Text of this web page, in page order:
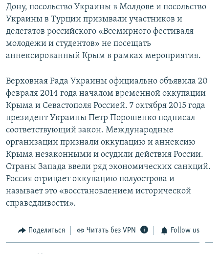
Дону, посольство Украины в Молдове и посольство
Украины в Турции призывали участников и
делегатов российского «Всемирного фестиваля
молодежи и студентов» не посещать
аннексированный Крым в рамках мероприятия.
Верховная Рада Украины официально объявила 20
февраля 2014 года началом временной оккупации
Крыма и Севастополя Россией. 7 октября 2015 года
президент Украины Петр Порошенко подписал
соответствующий закон. Международные
организации признали оккупацию и аннексию
Крыма незаконными и осудили действия России.
Страны Запада ввели ряд экономических санкций.
Россия отрицает оккупацию полуострова и
называет это «восстановлением исторической
справедливости».
Поделиться Читать без VPN Follow us